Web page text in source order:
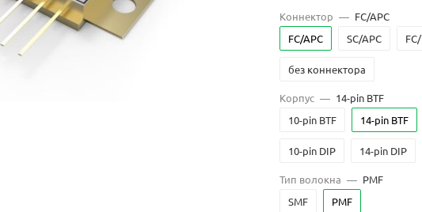
Коннектор — FC/APC
FC/APC
SC/APC
без коннектора
Корпус — 14-pin BTF
10-pin BTF
14-pin BTF
10-pin DIP 14-pin DIP
Тип волокна — PMF
SMF
PMF